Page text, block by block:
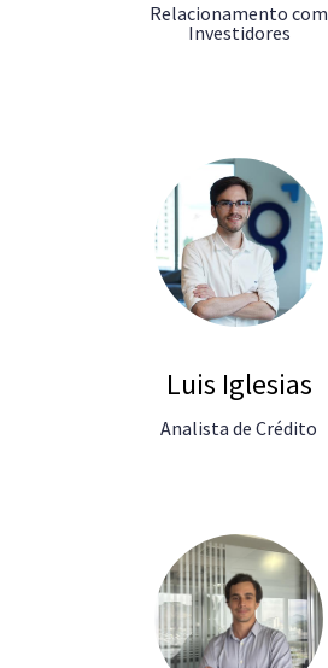
Relacionamento com
Investidores
Luis Iglesias
Analista de Crédito